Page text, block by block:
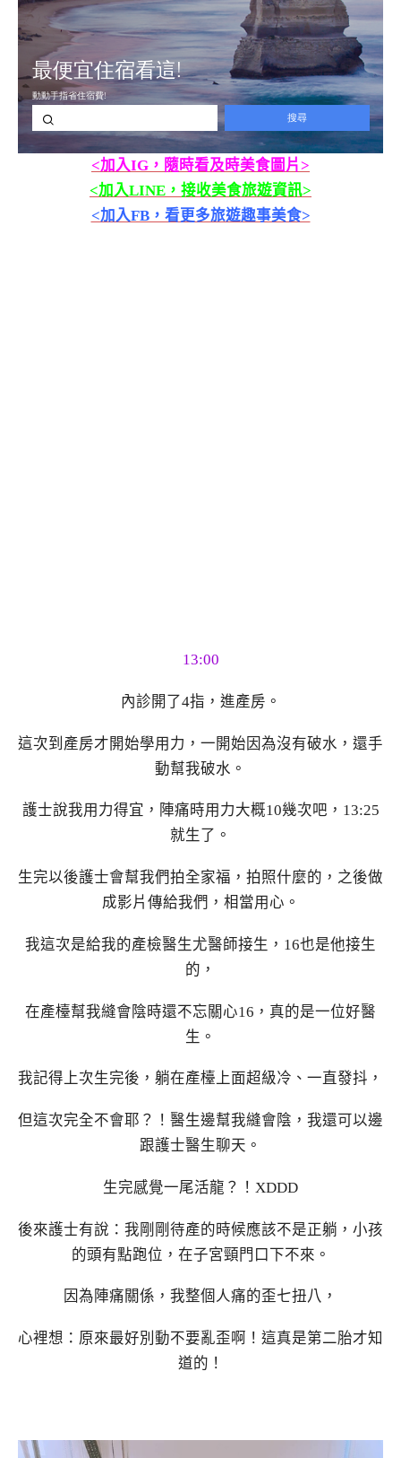
<加入IG，隨時看及時美食圖片>
<加入LINE，接收美食旅遊資訊>
<加入FB，看更多旅遊趣事美食>
13:00
內診開了4指，進產房。
這次到產房才開始學用力，一開始因為沒有破水，還手
動幫我破水。
護士說我用力得宜，陣痛時用力大概10幾次吧，13:25
就生了。
生完以後護士會幫我們拍全家福，拍照什麼的，之後做
成影片傳給我們，相當用心。
我這次是給我的產檢醫生尤醫師接生，16也是他接生
的，
在產檯幫我縫會陰時還不忘關心16，真的是一位好醫
生。
我記得上次生完後，躺在產檯上面超級冷、一直發抖，
但這次完全不會耶？！醫生邊幫我縫會陰，我還可以邊
跟護士醫生聊天。
生完感覺一尾活龍？！XDDD
後來護士有說：我剛剛待產的時候應該不是正躺，小孩
的頭有點跑位，在子宮頸門口下不來。
因為陣痛關係，我整個人痛的歪七扭八，
心裡想：原來最好別動不要亂歪啊！這真是第二胎才知
道的！